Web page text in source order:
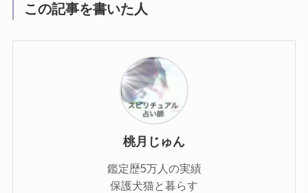
この記事を書いた人
桃月じゅん
鑑定歴5万人の実績
保護犬猫と暮らす